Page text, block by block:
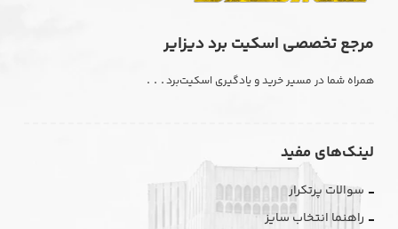
مرجع تخصصی اسکیت برد دیزایر
همراه شما در مسیر خرید و یادگیری اسکیت‌برد. . .
لینک‌های مفید
سوالات پرتکرار
راهنما انتخاب سایز